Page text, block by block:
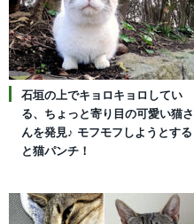
石垣の上でキョロキョロしてい
る、ちょっと寄り目の可愛い猫さ
んを発見♪ モフモフしようとする
と猫パンチ！